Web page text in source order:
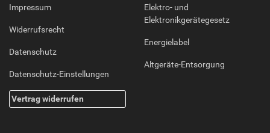
Impressum
Widerrufsrecht
Datenschutz
Datenschutz-Einstellungen
Vertrag widerrufen
Elektro- und
Elektronikgerätegesetz
Energielabel
Altgeräte-Entsorgung